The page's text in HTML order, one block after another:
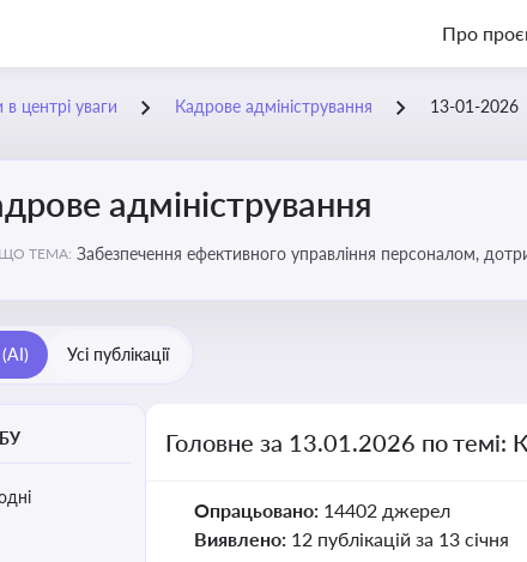
Про
в центрі уваги Кадрове адміністрування 13-01-2026
адміністрування
ТЕМА: Забезпечення ефективного управління персоналом,
Усі публікації
Головне за 13.01.2026 по темі:
Опрацьовано: 14402 джерел
Виявлено: 12 публікацій за 13 січня